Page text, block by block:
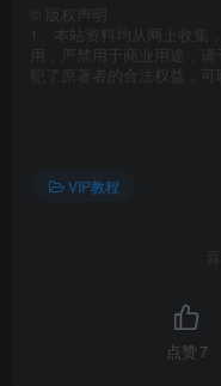
版权声明
1、本站资料均从网上收集
用，严禁用于商业用途，
犯了原著者的合法权益，可
VIP教程
点赞 7